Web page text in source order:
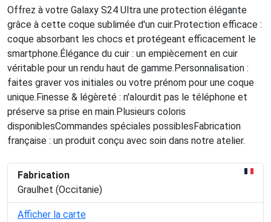
Offrez à votre Galaxy S24 Ultra une protection élégante
grâce à cette coque sublimée d'un cuir.Protection efficace :
coque absorbant les chocs et protégeant efficacement le
smartphone.Élégance du cuir : un empiècement en cuir
véritable pour un rendu haut de gamme.Personnalisation :
faites graver vos initiales ou votre prénom pour une coque
unique.Finesse & légèreté : n'alourdit pas le téléphone et
préserve sa prise en main.Plusieurs coloris
disponiblesCommandes spéciales possiblesFabrication
française : un produit conçu avec soin dans notre atelier.
Fabrication
Graulhet (Occitanie)
Afficher la carte